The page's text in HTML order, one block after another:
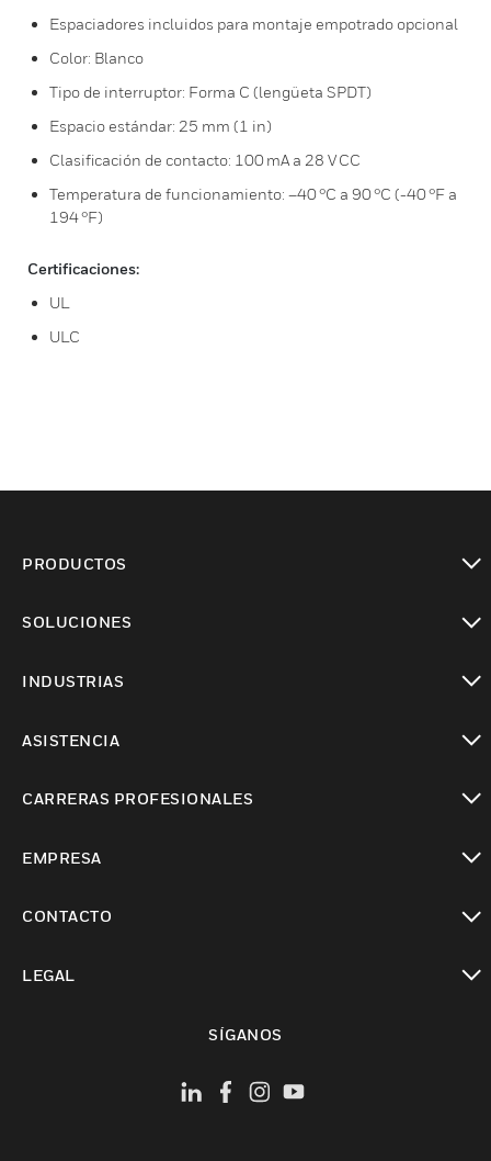
Espaciadores incluidos para montaje empotrado opcional
Color: Blanco
Tipo de interruptor: Forma C (lengüeta SPDT)
Espacio estándar: 25 mm (1 in)
Clasificación de contacto: 100 mA a 28 V CC
Temperatura de funcionamiento: –40 °C a 90 °C (-40 °F a
194 °F)
Certificaciones:
UL
ULC
PRODUCTOS
SOLUCIONES
INDUSTRIAS
ASISTENCIA
CARRERAS PROFESIONALES
EMPRESA
CONTACTO
LEGAL
SÍGANOS